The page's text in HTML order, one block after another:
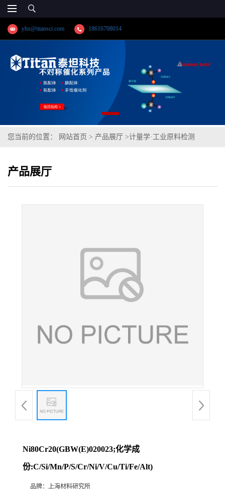
yhx@titansci.com 18616708014
您当前的位置： 网站首页 > 产品展厅 >计量学·工业原料检测
份:C/Si/Mn/P/S/Cr/Ni/V/Cu/Ti/Fe/Alt)
产品展厅
Ni80Cr20(GBW(E)020023;化学成
份:C/Si/Mn/P/S/Cr/Ni/V/Cu/Ti/Fe/Alt)
品牌： 上海材料研究所